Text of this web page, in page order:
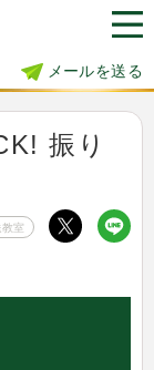
メールを送る
振り
室